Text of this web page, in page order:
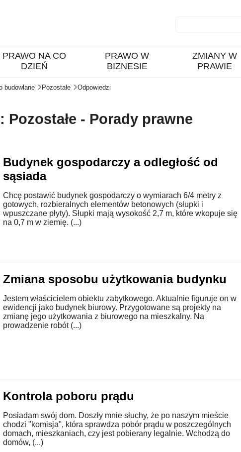
PRAWO NA CO
DZIEŃ
PRAWO W
BIZNESIE
ZMIANY W
PRAWIE
budowlane Pozostałe Odpowiedzi
Pozostałe - Porady prawne
Budynek gospodarczy a odległość od
sąsiada
Chcę postawić budynek gospodarczy o wymiarach 6/4 metry z
gotowych, rozbieralnych elementów betonowych (słupki i
wpuszczane płyty). Słupki mają wysokość 2,7 m, które wkopuje się
na 0,7 m w ziemię. (...)
Zmiana sposobu użytkowania budynku
Jestem właścicielem obiektu zabytkowego. Aktualnie figuruje on w
ewidencji jako budynek biurowy. Przygotowane są projekty na
zmianę jego użytkowania z biurowego na mieszkalny. Na
prowadzenie robót (...)
Kontrola poboru prądu
Posiadam swój dom. Doszły mnie słuchy, że po naszym mieście
chodzi "komisja", która sprawdza pobór prądu w poszczególnych
domach, mieszkaniach, czy jest pobierany legalnie. Wchodzą do
domów, (...)